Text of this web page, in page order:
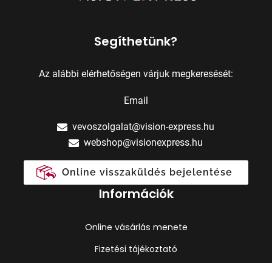
Segíthetünk?
Az alábbi elérhetőségen várjuk megkeresését:
Email
vevoszolgalat@vision-express.hu
webshop@visionexpress.hu
Online visszaküldés bejelentése
Információk
Online vásárlás menete
Fizetési tájékoztató